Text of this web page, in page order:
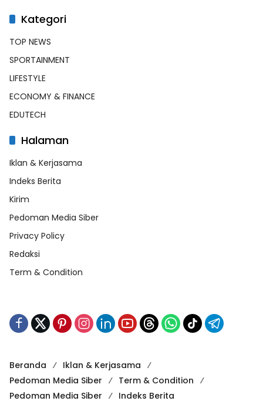
Kategori
TOP NEWS
SPORTAINMENT
LIFESTYLE
ECONOMY & FINANCE
EDUTECH
Halaman
Iklan & Kerjasama
Indeks Berita
Kirim
Pedoman Media Siber
Privacy Policy
Redaksi
Term & Condition
Beranda
Iklan & Kerjasama
Pedoman Media Siber
Term & Condition
Pedoman Media Siber
Indeks Berita